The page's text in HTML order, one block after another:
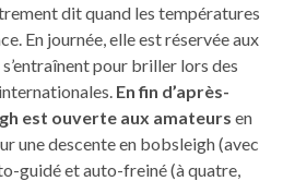
dit quand les températures
En journée, elle est réservée aux
pour briller lors des
En fin d’après-
est ouverte aux amateurs en
une descente en bobsleigh (avec
guidé et auto-freiné (à quatre,